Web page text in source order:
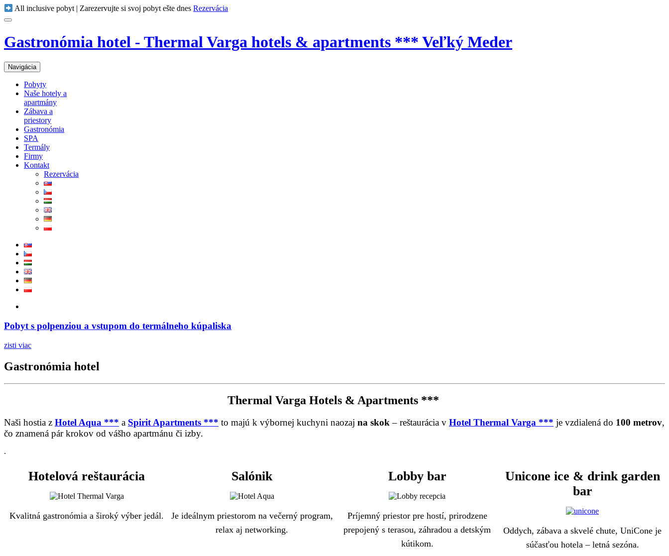
All inclusive pobyt | Zarezervujte si svoj pobyt ešte dnesRezervácia
Gastronómia hotel - Thermal Varga hotels & apartments *** Veľký Meder
Navigácia
Pobyty
Naše hotely a
apartmány
Zábava a
priestory
Gastronómia
SPA
Termály
Firmy
Kontakt
Rezervácia
Pobyt s polpenziou a vstupom do termálneho kúpaliska
zisti viac
Gastronómia hotel
Thermal Varga Hotels & Apartments ***
Naši hostia z Hotel Aqua *** a Spirit Apartments *** to majú k výbornej kuchyni naozaj na skok– reštaurácia v Hotel Thermal Varga *** je vzdialená do 100 metrov,
čo znamená pár krokov od vášho apartmánu či izby.
.
Hotelová reštaurácia
Kvalitná gastronómia a široký výber jedál.
Salónik
Je ideálnym priestorom na večerný program,
relax aj networking.
Lobby bar
Príjemný priestor pre hostí, prirodzene
prepojený s terasou, záhradou a detským
kútikom.
Unicone ice & drink garden
bar
Oddych, zábava a skvelé chute, UniCone je
súčasťou hotela – letná sezóna.